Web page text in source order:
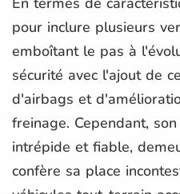
pour inclure plusieurs
emboîtant le pas à
sécurité avec l'ajout de
d'airbags et
freinage. Cependant,
intrépide et fiable,
confère sa place